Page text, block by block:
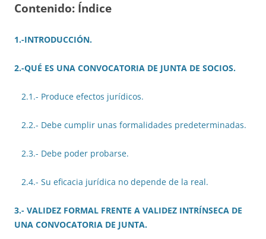
Contenido: Índice
1.-INTRODUCCIÓN.
2.-QUÉ ES UNA CONVOCATORIA DE JUNTA DE SOCIOS.
2.1.- Produce efectos jurídicos.
2.2.- Debe cumplir unas formalidades predeterminadas.
2.3.- Debe poder probarse.
2.4.- Su eficacia jurídica no depende de la real.
3.- VALIDEZ FORMAL FRENTE A VALIDEZ INTRÍNSECA DE
UNA CONVOCATORIA DE JUNTA.